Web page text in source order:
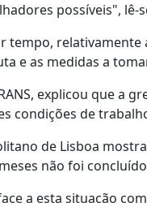
possíveis", lê-
relativamente
as medidas a
explicou que a
condições de
de Lisboa
não foi
a esta situação